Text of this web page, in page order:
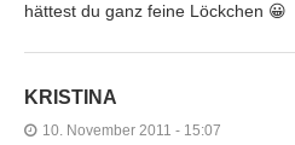
hättest du ganz feine Löckchen 😀
KRISTINA
10. November 2011 - 15:07